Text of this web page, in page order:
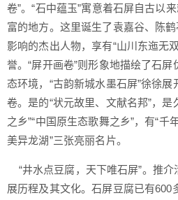
卷”。“石中蕴玉”寓意着石屏自古以
富的地方。这里诞生了袁嘉谷、陈
影响的杰出人物，享有“山川东迤无
誉。“屏开画卷”则形象地描绘了石
态环境，“古韵新城水墨石屏”徐徐
卷。是的“状元故里、文献名邦”，是
之乡”“中国原生态歌舞之乡”，有“千
美异龙湖”三张亮丽名片。
“井水点豆腐，天下唯石屏”。推介
展历程及其文化。石屏豆腐已有600